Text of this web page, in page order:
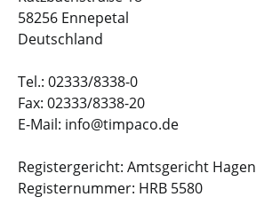
58256 Ennepetal
Deutschland
Tel.: 02333/8338-0
Fax: 02333/8338-20
E-Mail: info@timpaco.de
Registergericht: Amtsgericht Hagen
Registernummer: HRB 5580